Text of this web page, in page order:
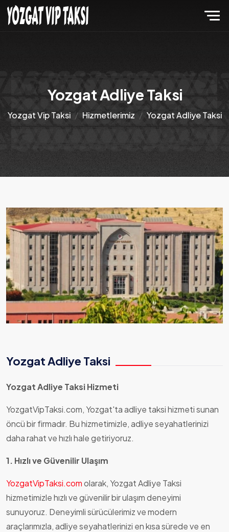
Yozgat Adliye Taksi
Yozgat Vip Taksi Hizmetlerimiz Yozgat Adliye Taksi
Yozgat Adliye Taksi
Yozgat Adliye Taksi Hizmeti
YozgatVipTaksi.com, Yozgat'ta adliye taksi hizmeti sunan
öncü bir firmadır. Bu hizmetimizle, adliye seyahatlerinizi
daha rahat ve hızlı hale getiriyoruz.
1. Hızlı ve Güvenilir Ulaşım
YozgatVipTaksi.comolarak, Yozgat Adliye Taksi
hizmetimizle hızlı ve güvenilir bir ulaşım deneyimi
sunuyoruz. Deneyimli sürücülerimiz ve modern
araçlarımızla, adliye seyahatlerinizi en kısa sürede ve en